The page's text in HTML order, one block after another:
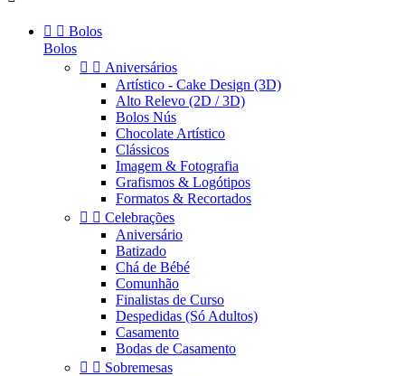
  Bolos
Bolos
  Aniversários
Artístico - Cake Design (3D)
Alto Relevo (2D / 3D)
Bolos Nús
Chocolate Artístico
Clássicos
Imagem & Fotografia
Grafismos & Logótipos
Formatos & Recortados
  Celebrações
Aniversário
Batizado
Chá de Bébé
Comunhão
Finalistas de Curso
Despedidas (Só Adultos)
Casamento
Bodas de Casamento
  Sobremesas